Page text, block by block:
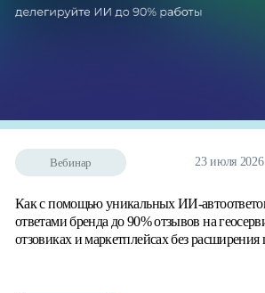
Вебинар 23 июля 2026
Как с помощью уникальных ИИ-
ответами бренда до 90% отзывов на
отзовиках и маркетплейсах без расширения